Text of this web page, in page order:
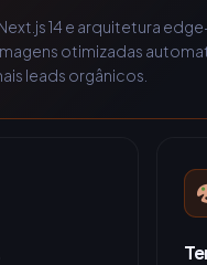
14 e arquitetura
otimizadas
leads orgânicos.